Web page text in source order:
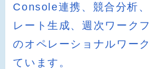
Console連携、競合分析
レート生成、週次ワーク
のオペレーショナルワー
ています。